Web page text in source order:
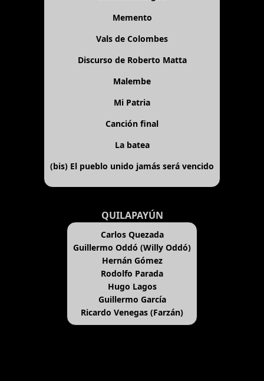
Memento
Vals de Colombes
Discurso de Roberto Matta
Malembe
Mi Patria
Canción final
La batea
(bis) El pueblo unido jamás será vencido
QUILAPAYÚN
Carlos Quezada
Guillermo Oddó (Willy Oddó)
Hernán Gómez
Rodolfo Parada
Hugo Lagos
Guillermo García
Ricardo Venegas (Farzán)